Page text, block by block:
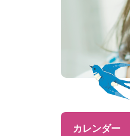
カレンダー